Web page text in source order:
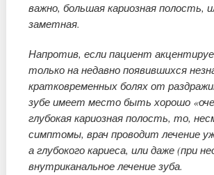
важно, большая кариозная полость,
заметная.
Напротив, если пациент
только на недавно появившихся
кратковременных болях от
зубе имеет место быть хорошо
глубокая кариозная полость, то,
симптомы, врач проводит лечение
а глубокого кариеса, или даже (при
внутриканальное лечение зуба.